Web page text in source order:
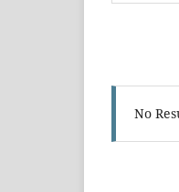
No